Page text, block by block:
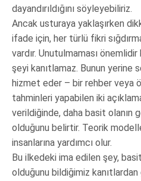
dayandırıldığını söyleyebiliriz.
Ancak usturaya yaklaşırken
ifade için, her türlü fikri
vardır. Unutulmaması önemlidir
şeyi kanıtlamaz. Bunun yerine
hizmet eder – bir rehber veya
tahminleri yapabilen iki
verildiğinde, daha basit olanın
olduğunu belirtir. Teorik
insanlarına yardımcı olur.
Bu ilkedeki ima edilen şey,
olduğunu bildiğimiz